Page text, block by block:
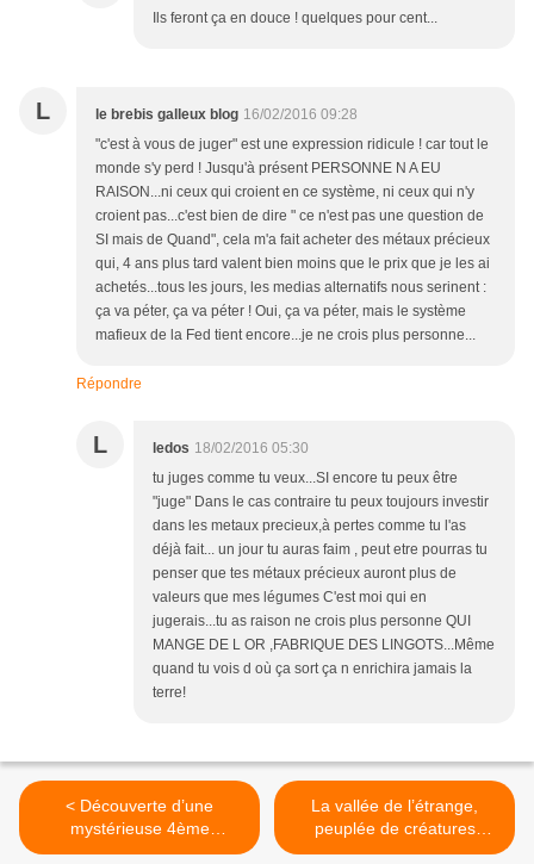
Ils feront ça en douce ! quelques pour cent...
L le brebis galleux blog 16/02/2016 09:28
"c'est à vous de juger" est une expression ridicule ! car tout le
monde s'y perd ! Jusqu'à présent PERSONNE N A EU
RAISON...ni ceux qui croient en ce système, ni ceux qui n'y
croient pas...c'est bien de dire " ce n'est pas une question de
SI mais de Quand", cela m'a fait acheter des métaux précieux
qui, 4 ans plus tard valent bien moins que le prix que je les ai
achetés...tous les jours, les medias alternatifs nous serinent :
ça va péter, ça va péter ! Oui, ça va péter, mais le système
mafieux de la Fed tient encore...je ne crois plus personne...
Répondre
L ledos 18/02/2016 05:30
tu juges comme tu veux...SI encore tu peux être
"juge" Dans le cas contraire tu peux toujours investir
dans les metaux precieux,à pertes comme tu l'as
déjà fait... un jour tu auras faim , peut etre pourras tu
penser que tes métaux précieux auront plus de
valeurs que mes légumes C'est moi qui en
jugerais...tu as raison ne crois plus personne QUI
MANGE DE L OR ,FABRIQUE DES LINGOTS...Même
quand tu vois d où ça sort ça n enrichira jamais la
terre!
< Découverte d’une
mystérieuse 4ème
pyramide oubliée à Gizeh…
La vallée de l’étrange,
peuplée de créatures
humaines et non-